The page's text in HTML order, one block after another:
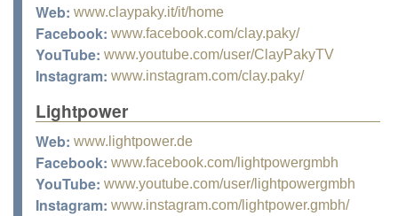
Web: www.claypaky.it/it/home
Facebook: www.facebook.com/clay.paky/
YouTube: www.youtube.com/user/ClayPakyTV
Instagram: www.instagram.com/clay.paky/
Lightpower
Web: www.lightpower.de
Facebook: www.facebook.com/lightpowergmbh
YouTube: www.youtube.com/user/lightpowergmbh
Instagram: www.instagram.com/lightpower.gmbh/